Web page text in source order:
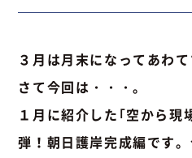
３月は月末になってあわ
さて今回は・・・。
１月に紹介した｢空から現
弾！朝日護岸完成編です